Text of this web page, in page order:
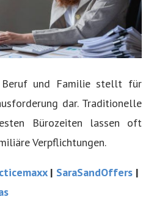
Beruf und Familie stellt für
dar. Traditionelle
Bürozeiten lassen oft
Verpflichtungen.
| SaraSandOffers |